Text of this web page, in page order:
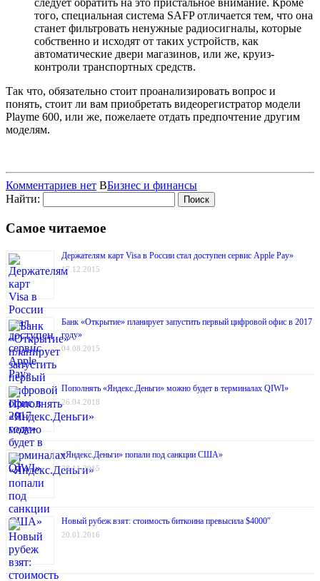
того, специальная система SAFP отличается тем, что она
станет фильтровать ненужные радиосигналы, которые
собственно и исходят от таких устройств, как
автоматические двери магазинов, или же, круиз-
контроли транспортных средств.
Так что, обязательно стоит проанализировать вопрос и
понять, стоит ли вам приобретать видеорегистратор модели
Playme 600, или же, пожелаете отдать предпочтение другим
моделям.
Комментариев нет ВБизнес и финансы
Найти:
Самое читаемое
Держателям карт Visa в России стал доступен сервис Apple Pay»
17.12.2015
Банк «Открытие» планирует запустить первый цифровой офис в 2017
году»
04.08.2015
Пополнять «Яндекс.Деньги» можно будет в терминалах QIWI»
26.04.2018
«Яндекс.Деньги» попали под санкции США»
28.11.2015
Новый рубеж взят: стоимость биткоина превысила $4000″
20.01.2016